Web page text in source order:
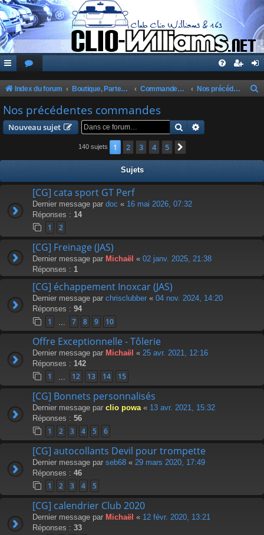
Index du forum Boutique, Partenaires, Petites Annonces, Commandes Groupées Commandes Groupées Club Nos précédentes commandes
c
Nos précédentes commandes
Nouveau sujet Rechercher
140 sujets 1 2 3 4 5
Sujets
[CG] cata sport GT Perf
Dernier message par doc « 16 mai 2026, 07:32
Réponses : 14
1 2
[CG] Freinage (JAS)
Dernier message par Michaël « 02 janv. 2025, 21:38
Réponses : 1
[CG] échappement Inoxcar (JAS)
Dernier message par chrisclubber « 04 nov. 2024, 14:20
Réponses : 94
1 7 8 9 10
Offre Exceptionnelle - Tôlerie
Dernier message par Michaël « 25 avr. 2021, 12:16
Réponses : 142
1 12 13 14 15
[CG] Bonnets personnalisés
Dernier message par clio powa « 13 avr. 2021, 15:32
Réponses : 56
1 2 3 4 5 6
[CG] autocollants Devil pour trompette
Dernier message par seb68 « 29 mars 2020, 17:49
Réponses : 46
1 2 3 4 5
[CG] calendrier Club 2020
Dernier message par Michaël « 12 févr. 2020, 13:21
Réponses : 33